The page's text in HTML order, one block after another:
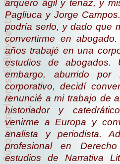
arquero ágil y tenaz, y
Pagliuca y Jorge
podría serlo, y dado que
convertirme en
años trabajé en una
estudios de
embargo, aburrido
corporativo, decidí
renuncié a mi trabajo de
historiador y
venirme a Europa y
analista y periodista.
profesional en
estudios de Narrativa